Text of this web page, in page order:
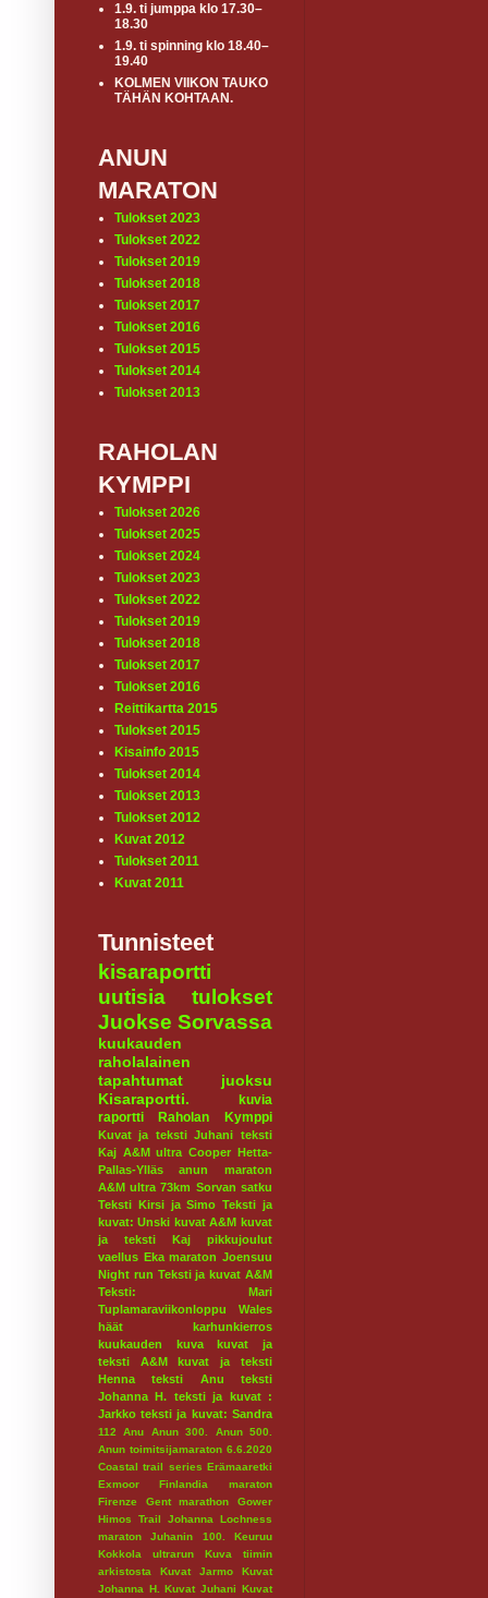
1.9. ti jumppa klo 17.30–
18.30
1.9. ti spinning klo 18.40–
19.40
KOLMEN VIIKON TAUKO
TÄHÄN KOHTAAN.
ANUN
MARATON
Tulokset 2023
Tulokset 2022
Tulokset 2019
Tulokset 2018
Tulokset 2017
Tulokset 2016
Tulokset 2015
Tulokset 2014
Tulokset 2013
RAHOLAN
KYMPPI
Tulokset 2026
Tulokset 2025
Tulokset 2024
Tulokset 2023
Tulokset 2022
Tulokset 2019
Tulokset 2018
Tulokset 2017
Tulokset 2016
Reittikartta 2015
Tulokset 2015
Kisainfo 2015
Tulokset 2014
Tulokset 2013
Tulokset 2012
Kuvat 2012
Tulokset 2011
Kuvat 2011
Tunnisteet
kisaraportti
uutisia
tulokset
Juokse Sorvassa
kuukauden
raholalainen
tapahtumat
juoksu
Kisaraportti.
kuvia
raportti
Raholan Kymppi
Kuvat ja teksti Juhani teksti
Kaj A&M ultra Cooper Hetta-
Pallas-Ylläs
anun maraton
A&M ultra 73km Sorvan satku
Teksti Kirsi ja Simo Teksti ja
kuvat: Unski kuvat A&M kuvat
ja teksti Kaj
pikkujoulut
vaellus Eka maraton Joensuu
Night run Teksti ja kuvat A&M
Teksti: Mari
Tuplamaraviikonloppu
Wales
häät
karhunkierros
kuukauden kuva
kuvat ja
teksti A&M
kuvat ja teksti
Henna
teksti Anu
teksti
Johanna H. teksti ja kuvat :
Jarkko teksti ja kuvat: Sandra
112 Anu Anun 300.
Anun 500.
Anun toimitsijamaraton 6.6.2020
Coastal trail series Erämaaretki
Exmoor
Finlandia maraton
Firenze
Gent marathon
Gower
Himos Trail
Johanna Lochness
maraton
Juhanin 100.
Keuruu
Kokkola ultrarun
Kuva tiimin
arkistosta
Kuvat Jarmo
Kuvat
Johanna H.
Kuvat Juhani Kuvat